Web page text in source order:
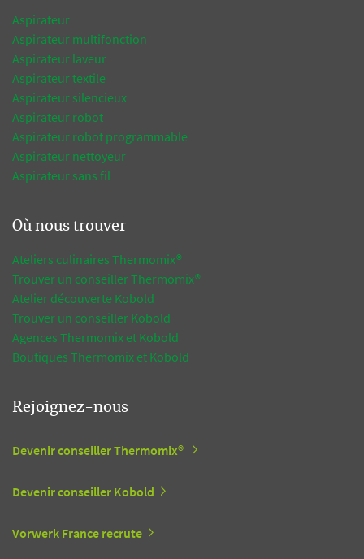
Aspirateur
Aspirateur multifonction
Aspirateur laveur
Aspirateur textile
Aspirateur silencieux
Aspirateur robot
Aspirateur robot programmable
Aspirateur nettoyeur
Aspirateur sans fil
Où nous trouver
Ateliers culinaires Thermomix®
Trouver un conseiller Thermomix®
Atelier découverte Kobold
Trouver un conseiller Kobold
Agences Thermomix et Kobold
Boutiques Thermomix et Kobold
Rejoignez-nous
Devenir conseiller Thermomix®
Devenir conseiller Kobold
Vorwerk France recrute